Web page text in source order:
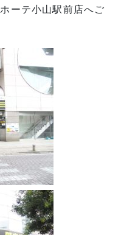
ーテ小山駅前店へご